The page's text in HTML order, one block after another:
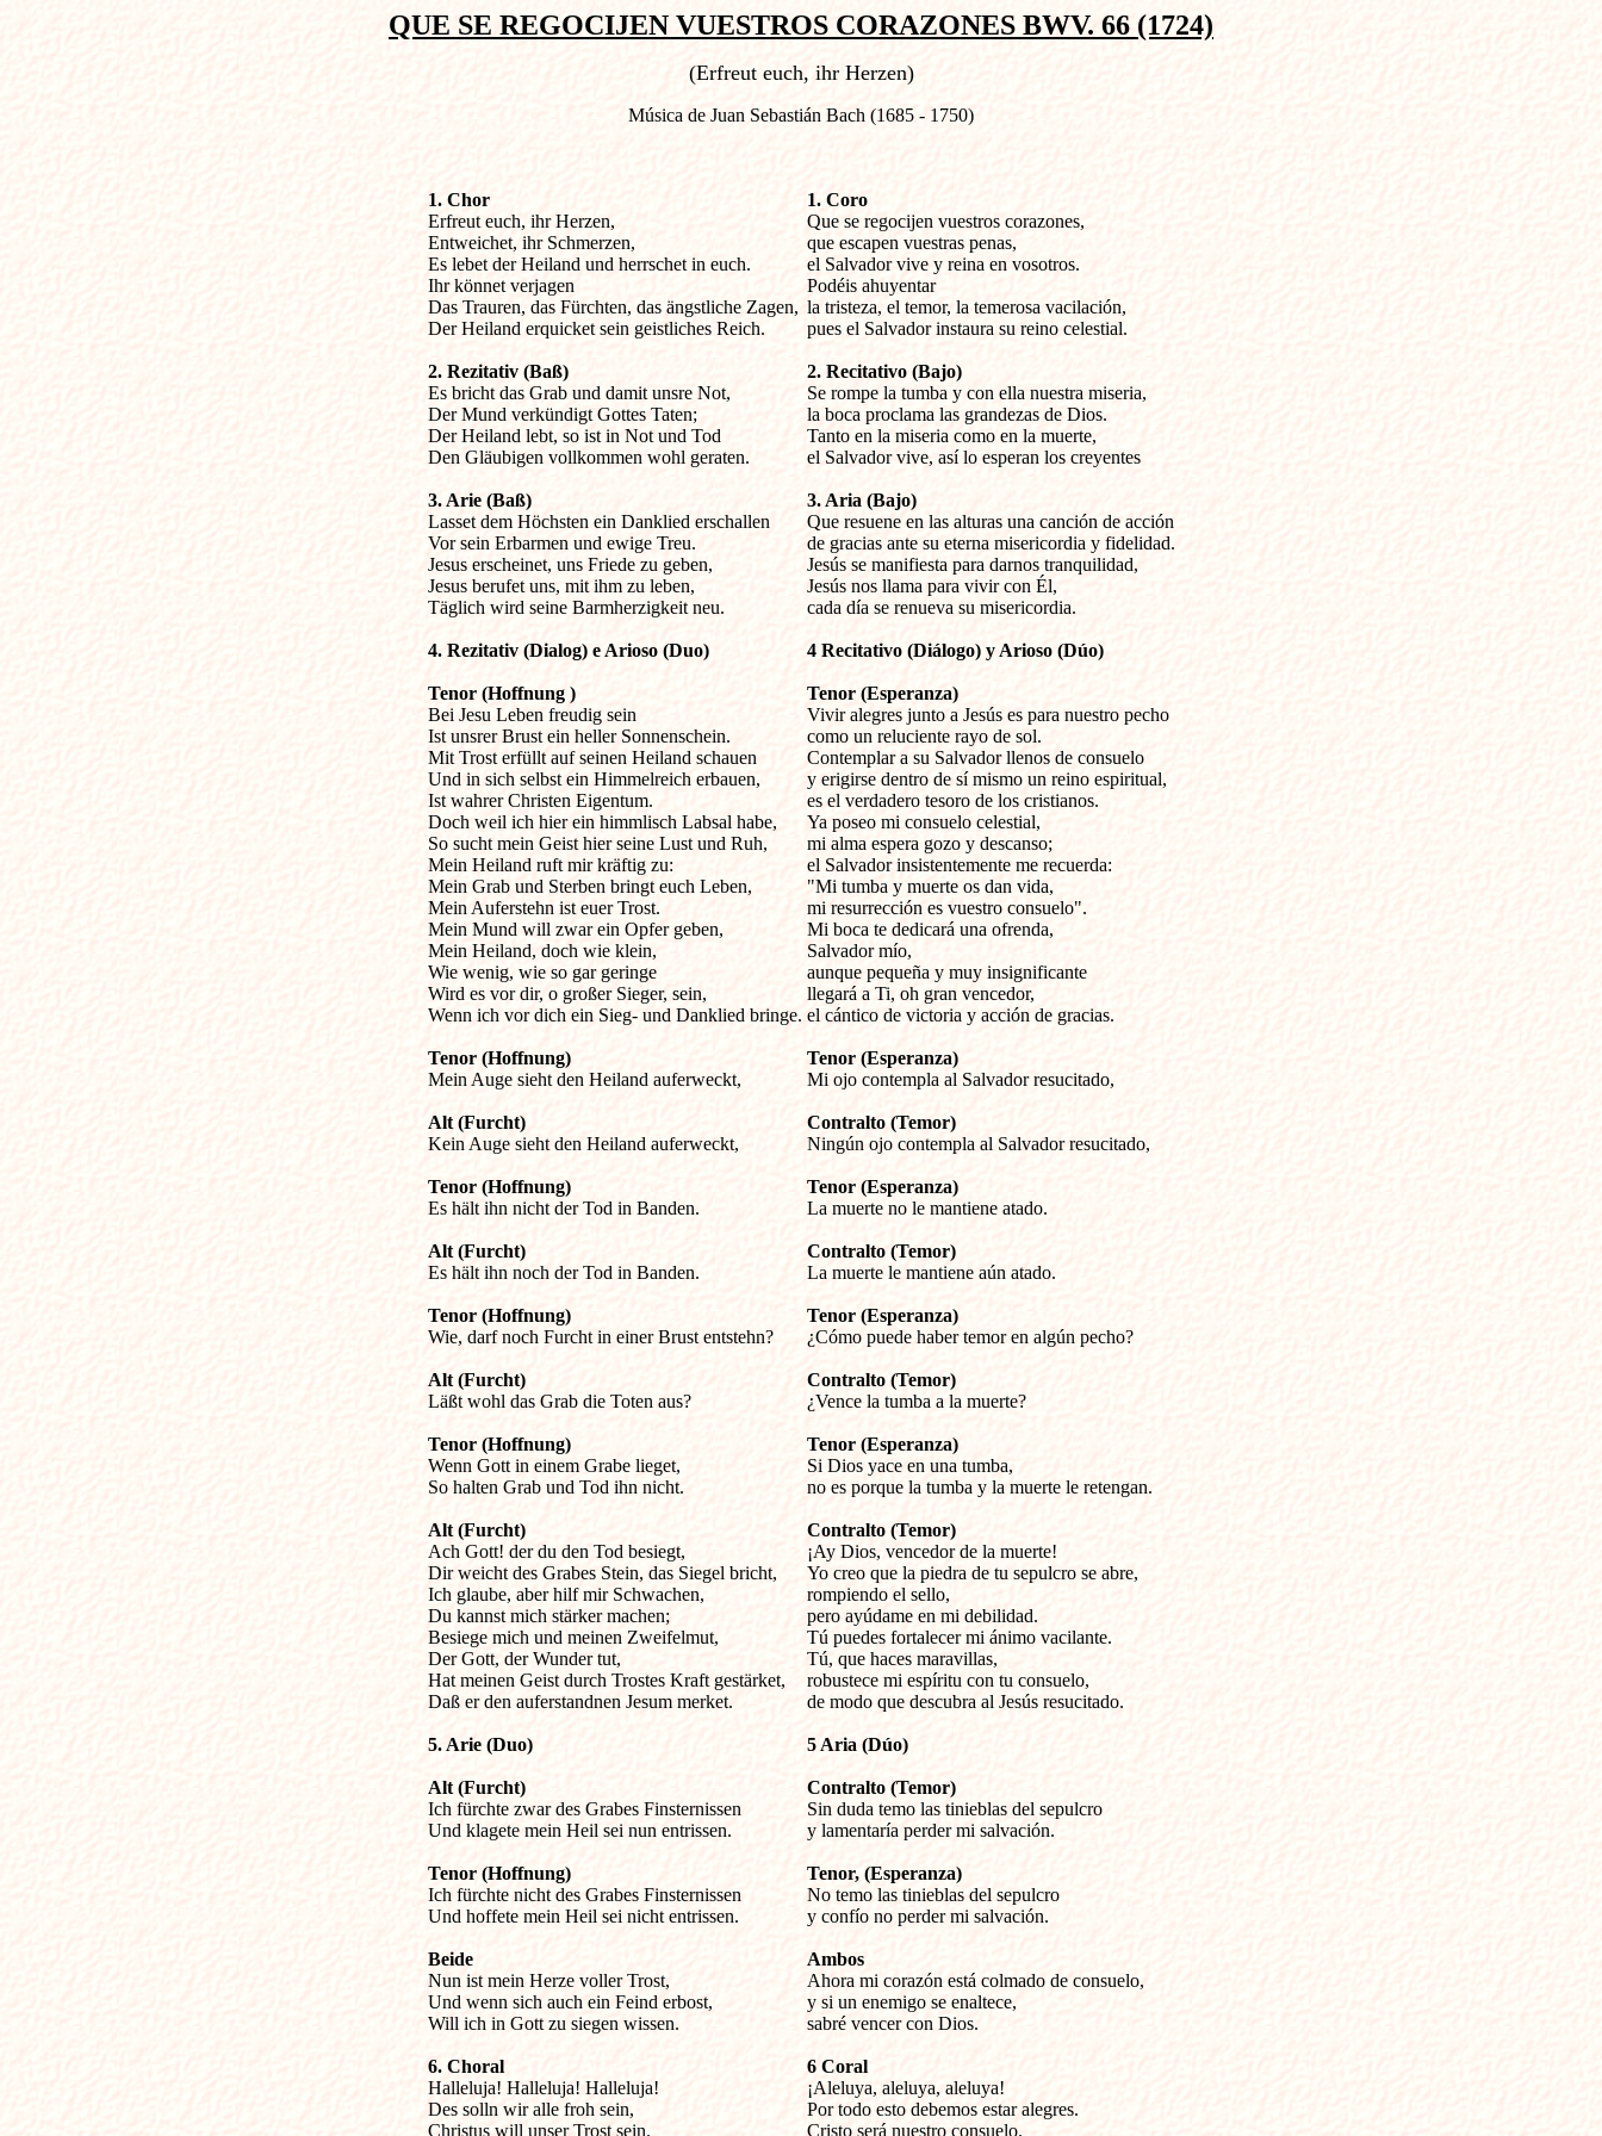
QUE SE REGOCIJEN VUESTROS CORAZONES BWV. 66 (1724)
(Erfreut euch, ihr Herzen)
Música de Juan Sebastián Bach (1685 - 1750)
1. Chor
Erfreut euch, ihr Herzen,
Entweichet, ihr Schmerzen,
Es lebet der Heiland und herrschet in euch.
Ihr könnet verjagen
Das Trauren, das Fürchten, das ängstliche Zagen,
Der Heiland erquicket sein geistliches Reich.
2. Rezitativ (Baß)
Es bricht das Grab und damit unsre Not,
Der Mund verkündigt Gottes Taten;
Der Heiland lebt, so ist in Not und Tod
Den Gläubigen vollkommen wohl geraten.
3. Arie (Baß)
Lasset dem Höchsten ein Danklied erschallen
Vor sein Erbarmen und ewige Treu.
Jesus erscheinet, uns Friede zu geben,
Jesus berufet uns, mit ihm zu leben,
Täglich wird seine Barmherzigkeit neu.
4. Rezitativ (Dialog) e Arioso (Duo)
Tenor (Hoffnung )
Bei Jesu Leben freudig sein
Ist unsrer Brust ein heller Sonnenschein.
Mit Trost erfüllt auf seinen Heiland schauen
Und in sich selbst ein Himmelreich erbauen,
Ist wahrer Christen Eigentum.
Doch weil ich hier ein himmlisch Labsal habe,
So sucht mein Geist hier seine Lust und Ruh,
Mein Heiland ruft mir kräftig zu:
Mein Grab und Sterben bringt euch Leben,
Mein Auferstehn ist euer Trost.
Mein Mund will zwar ein Opfer geben,
Mein Heiland, doch wie klein,
Wie wenig, wie so gar geringe
Wird es vor dir, o großer Sieger, sein,
Wenn ich vor dich ein Sieg- und Danklied bringe.
Tenor (Hoffnung)
Mein Auge sieht den Heiland auferweckt,
Alt (Furcht)
Kein Auge sieht den Heiland auferweckt,
Tenor (Hoffnung)
Es hält ihn nicht der Tod in Banden.
Alt (Furcht)
Es hält ihn noch der Tod in Banden.
Tenor (Hoffnung)
Wie, darf noch Furcht in einer Brust entstehn?
Alt (Furcht)
Läßt wohl das Grab die Toten aus?
Tenor (Hoffnung)
Wenn Gott in einem Grabe lieget,
So halten Grab und Tod ihn nicht.
Alt (Furcht)
Ach Gott! der du den Tod besiegt,
Dir weicht des Grabes Stein, das Siegel bricht,
Ich glaube, aber hilf mir Schwachen,
Du kannst mich stärker machen;
Besiege mich und meinen Zweifelmut,
Der Gott, der Wunder tut,
Hat meinen Geist durch Trostes Kraft gestärket,
Daß er den auferstandnen Jesum merket.
5. Arie (Duo)
Alt (Furcht)
Ich fürchte zwar des Grabes Finsternissen
Und klagete mein Heil sei nun entrissen.
Tenor (Hoffnung)
Ich fürchte nicht des Grabes Finsternissen
Und hoffete mein Heil sei nicht entrissen.
Beide
Nun ist mein Herze voller Trost,
Und wenn sich auch ein Feind erbost,
Will ich in Gott zu siegen wissen.
6. Choral
Halleluja! Halleluja! Halleluja!
Des solln wir alle froh sein,
Christus will unser Trost sein.
1. Coro
Que se regocijen vuestros corazones,
que escapen vuestras penas,
el Salvador vive y reina en vosotros.
Podéis ahuyentar
la tristeza, el temor, la temerosa vacilación,
pues el Salvador instaura su reino celestial.
2. Recitativo (Bajo)
Se rompe la tumba y con ella nuestra miseria,
la boca proclama las grandezas de Dios.
Tanto en la miseria como en la muerte,
el Salvador vive, así lo esperan los creyentes
3. Aria (Bajo)
Que resuene en las alturas una canción de acción
de gracias ante su eterna misericordia y fidelidad.
Jesús se manifiesta para darnos tranquilidad,
Jesús nos llama para vivir con Él,
cada día se renueva su misericordia.
4 Recitativo (Diálogo) y Arioso (Dúo)
Tenor (Esperanza)
Vivir alegres junto a Jesús es para nuestro pecho
como un reluciente rayo de sol.
Contemplar a su Salvador llenos de consuelo
y erigirse dentro de sí mismo un reino espiritual,
es el verdadero tesoro de los cristianos.
Ya poseo mi consuelo celestial,
mi alma espera gozo y descanso;
el Salvador insistentemente me recuerda:
"Mi tumba y muerte os dan vida,
mi resurrección es vuestro consuelo".
Mi boca te dedicará una ofrenda,
Salvador mío,
aunque pequeña y muy insignificante
llegará a Ti, oh gran vencedor,
el cántico de victoria y acción de gracias.
Tenor (Esperanza)
Mi ojo contempla al Salvador resucitado,
Contralto (Temor)
Ningún ojo contempla al Salvador resucitado,
Tenor (Esperanza)
La muerte no le mantiene atado.
Contralto (Temor)
La muerte le mantiene aún atado.
Tenor (Esperanza)
¿Cómo puede haber temor en algún pecho?
Contralto (Temor)
¿Vence la tumba a la muerte?
Tenor (Esperanza)
Si Dios yace en una tumba,
no es porque la tumba y la muerte le retengan.
Contralto (Temor)
¡Ay Dios, vencedor de la muerte!
Yo creo que la piedra de tu sepulcro se abre,
rompiendo el sello,
pero ayúdame en mi debilidad.
Tú puedes fortalecer mi ánimo vacilante.
Tú, que haces maravillas,
robustece mi espíritu con tu consuelo,
de modo que descubra al Jesús resucitado.
5 Aria (Dúo)
Contralto (Temor)
Sin duda temo las tinieblas del sepulcro
y lamentaría perder mi salvación.
Tenor, (Esperanza)
No temo las tinieblas del sepulcro
y confío no perder mi salvación.
Ambos
Ahora mi corazón está colmado de consuelo,
y si un enemigo se enaltece,
sabré vencer con Dios.
6 Coral
¡Aleluya, aleluya, aleluya!
Por todo esto debemos estar alegres.
Cristo será nuestro consuelo.